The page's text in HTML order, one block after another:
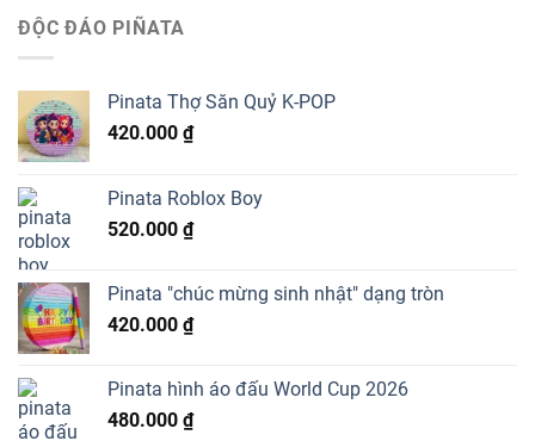
ĐỘC ĐÁO PIÑATA
Pinata Thợ Săn Quỷ K-POP
420.000 ₫
Pinata Roblox Boy
520.000 ₫
Pinata "chúc mừng sinh nhật" dạng tròn
420.000 ₫
Pinata hình áo đấu World Cup 2026
480.000 ₫